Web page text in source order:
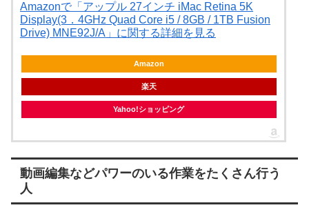
Amazonで「アップル 27インチ iMac Retina 5K
Display(3．4GHz Quad Core i5 / 8GB / 1TB Fusion
Drive) MNE92J/A」に関する詳細を見る
Amazon
楽天
Yahoo!ショッピング
動画編集などパワーのいる作業をたくさん行う
人